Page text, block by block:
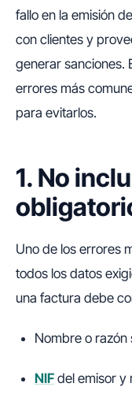
fallo en la emisión
con clientes y
generar sanciones.
errores más
para evitarlos.
1. No
Uno de los errores
todos los datos
una factura debe
Nombre o
NIF del emisor y